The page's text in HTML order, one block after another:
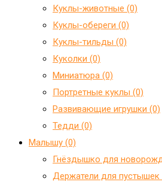
Куклы-животные (0)
Куклы-обереги (0)
Куклы-тильды (0)
Куколки (0)
Миниатюра (0)
Портретные куклы (0)
Развивающие игрушки (0)
Тедди (0)
Малышу (0)
Гнёздышко для
Держатели для пустышек